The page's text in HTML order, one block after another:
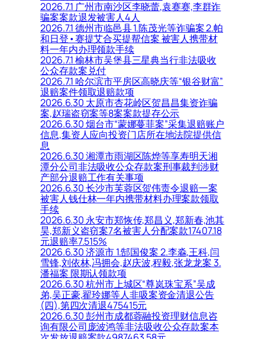
2026.7.1 广州市南沙区李晓蕾,袁赛赛,李群诈
骗案案款退发被害人4人
2026.7.1 德州市临邑县 1.陈茂光等诈骗案 2.帕
和日登•赛提艾合买提帮信案 被害人携带材
料一年内办理领款手续
2026.7.1 榆林市吴堡县三星典当行非法吸收
公众存款案兑付
2026.7.1 哈尔滨市平房区高晓庆等“银谷财富”
退赔案件领取退赔款项
2026.6.30 太原市杏花岭区贺昌昌集资诈骗
案,赵瑞盗窃案等8案案款提存公示
2026.6.30 烟台市“蒙娜蔓菲案”采集退赔账户
信息,集资人应向投资门店所在地法院提供信
息
2026.6.30 湘潭市雨湖区陈烨等享寿明天湘
潭分公司非法吸收公众存款案刑事裁判涉财
产部分退赔工作有关事项
2026.6.30 长沙市芙蓉区贺伟责令退赔一案
被害人钱仕林一年内携带材料办理案款领取
手续
2026.6.30 永安市郑恢传,郑昌义,郑新春,池其
昊,郑新义盗窃案7名被害人分配案款17407.18
元退赔率7.515%
2026.6.30 济源市 1.郜国俊案 2.李淼,王科,闫
雪锋,刘依林,冯拥会,赵庆波,程毅,张龙龙案 3.
潘福案 限期认领款项
2026.6.30 杭州市上城区“尊岚珠宝系”吴成
弟,吴正豪,翟玲娜等人非吸案资金清退公告
(四),第四次清退475415元
2026.6.30 彭州市成都蓉融投资理财信息咨
询有限公司庞波鸿等非法吸收公众存款案本